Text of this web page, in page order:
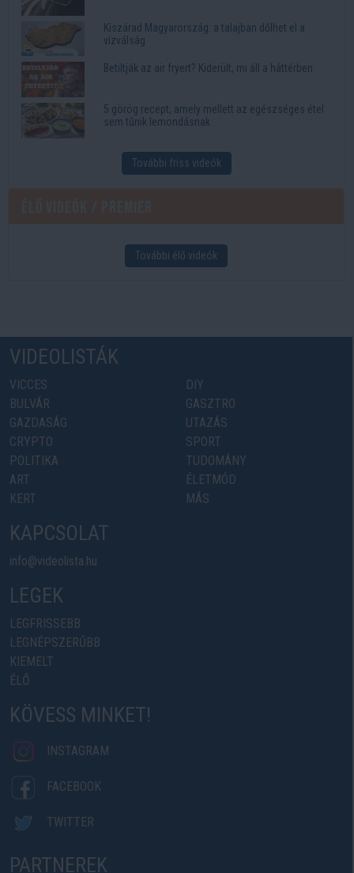
Kiszárad Magyarország: a talajban dőlhet el a
vízválság
Betiltják az air fryert? Kiderült, mi áll a háttérben
5 görög recept, amely mellett az egészséges étel
sem tűnik lemondásnak
További friss videók
További élő videók
VIDEOLISTÁK
VICCES
BULVÁR
GAZDASÁG
CRYPTO
POLITIKA
ART
KERT
DIY
GASZTRO
UTAZÁS
SPORT
TUDOMÁNY
ÉLETMÓD
MÁS
KAPCSOLAT
info@videolista.hu
LEGEK
LEGFRISSEBB
LEGNÉPSZERŰBB
KIEMELT
ÉLŐ
KÖVESS MINKET!
INSTAGRAM
FACEBOOK
TWITTER
PARTNEREK